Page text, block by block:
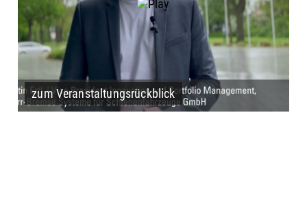
zum Veranstaltungsrückblick